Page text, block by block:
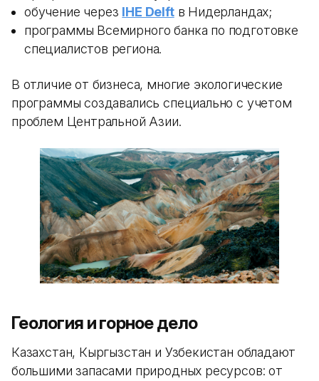
обучение через IHE Delftв Нидерландах;
программы Всемирного банка по подготовке
специалистов региона.
В отличие от бизнеса, многие экологические
программы создавались специально с учетом
проблем Центральной Азии.
Геология и горное дело
Казахстан, Кыргызстан и Узбекистан обладают
большими запасами природных ресурсов: от